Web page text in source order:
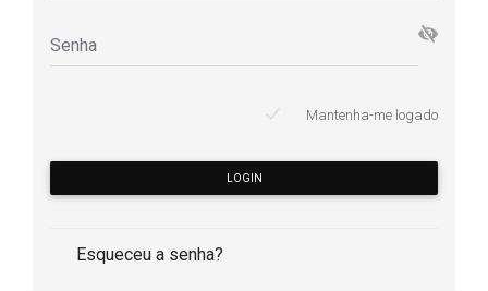
Mantenha-me logado
LOGIN
Esqueceu a senha?